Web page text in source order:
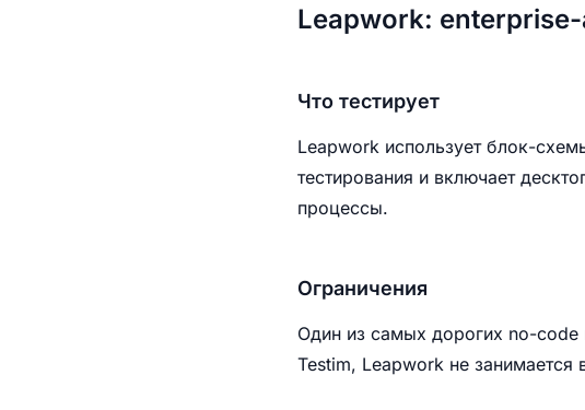
Leapwork:
Что тестирует
Leapwork использует блок-
тестирования и включает
процессы.
Ограничения
Один из самых дорогих no-code
Testim, Leapwork не занимается